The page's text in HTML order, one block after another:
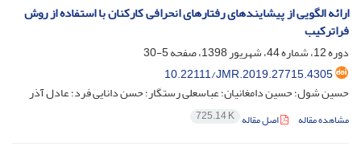
ارائه الگویی از پیشایندهای رفتارهای انحرافی کارکنان با استفاده از روش
فراترکیب
دوره 12، شماره 44، شهریور 1398، صفحه
5-30
10.22111/JMR.2019.27715.4305
حسین شول؛ حسین دامغانیان؛ عباسعلی رستگار؛ حسن دانایی فرد؛ عادل آذر
مشاهده مقاله اصل مقاله 725.14 K